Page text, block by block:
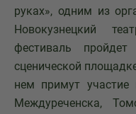
руках», одним из
Новокузнецкий
фестиваль
сценической
нем примут участие
Междуреченска,